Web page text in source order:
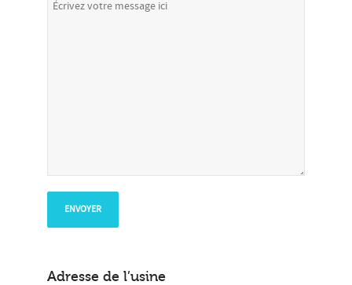
Adresse de l’usine